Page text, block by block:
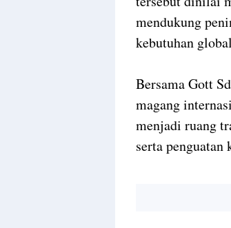
mendukung
kebutuhan
Bersama Gott
magang
menjadi ruang
serta